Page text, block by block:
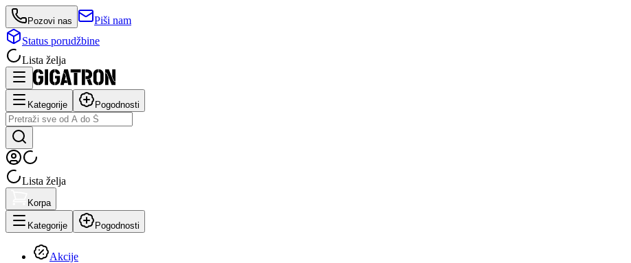
Pozovi nas
Piši nam
Status porudžbine
Lista želja
Kategorije Pogodnosti
Lista želja
Korpa
Kategorije Pogodnosti
Akcije